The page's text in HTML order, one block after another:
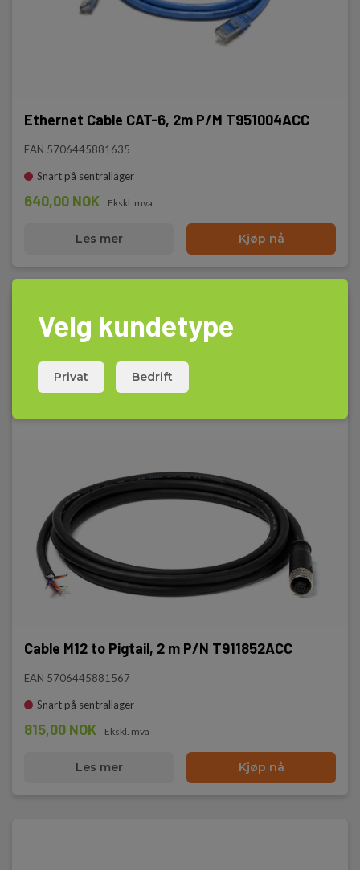
Ethernet Cable CAT-6, 2m P/M T951004ACC
EAN 5706445881635
Snart på sentrallager
640,00 NOK Ekskl. mva
Les mer Kjøp nå
Cable M12 to Pigtail, 2 m P/N T911852ACC
EAN 5706445881567
Snart på sentrallager
815,00 NOK Ekskl. mva
Les mer Kjøp nå
Velg kundetype
Privat Bedrift